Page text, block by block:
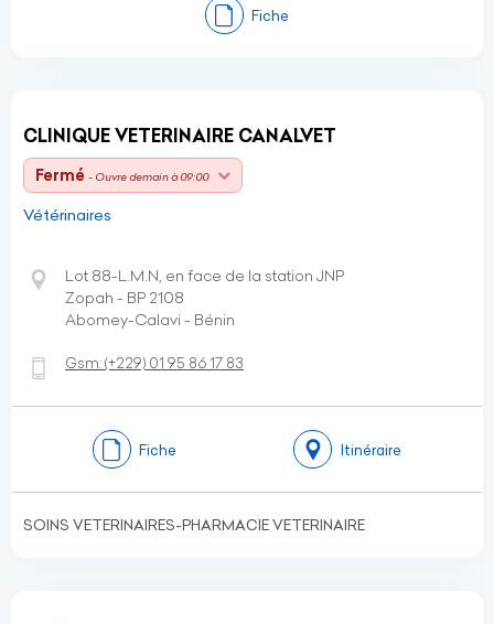
Fiche
CLINIQUE VETERINAIRE CANALVET
Fermé - Ouvre demain à 09:00
Vétérinaires
Lot 88-L.M.N, en face de la station JNP
Zopah - BP 2108
Abomey-Calavi - Bénin
Gsm:(+229) 01 95 86 17 83
Fiche Itinéraire
SOINS VETERINAIRES-PHARMACIE VETERINAIRE